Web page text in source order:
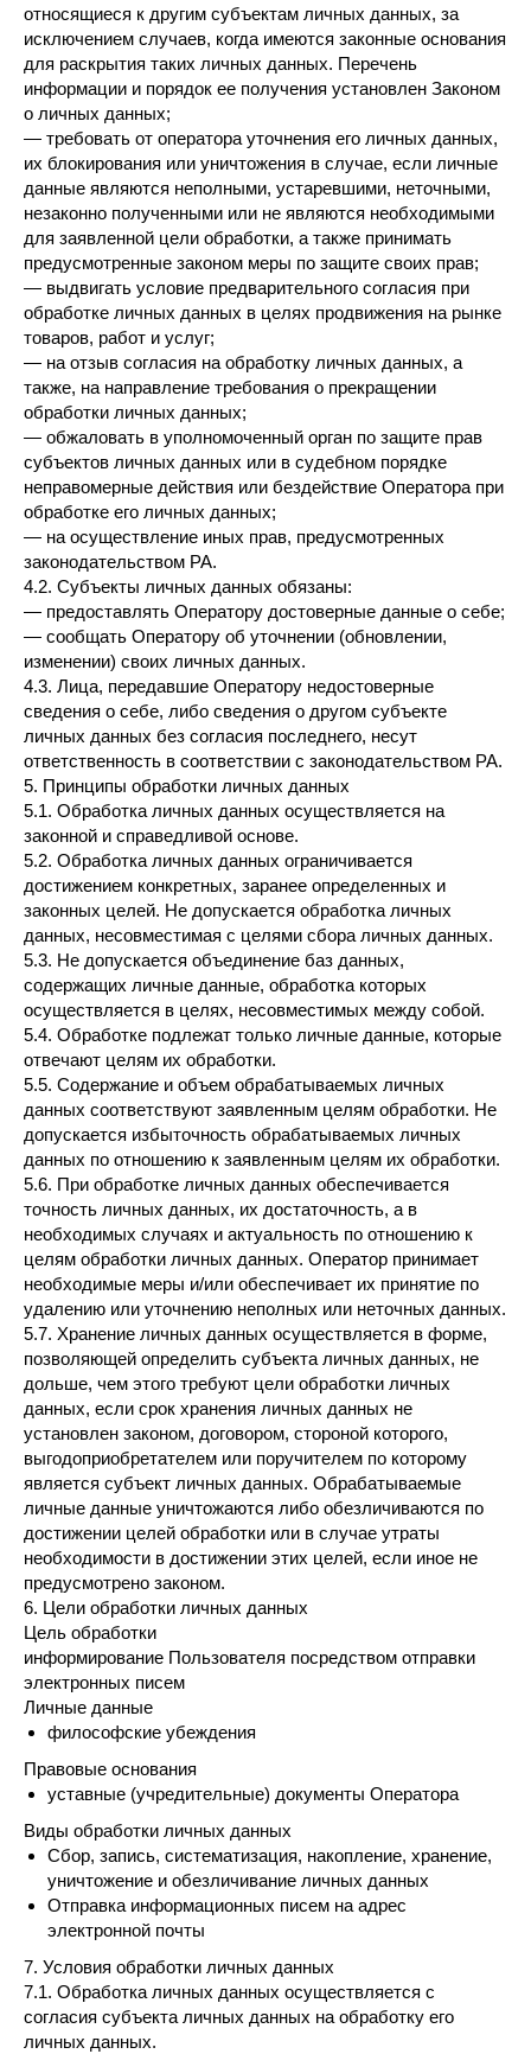
относящиеся к другим субъектам личных данных, за
исключением случаев, когда имеются законные основания
для раскрытия таких личных данных. Перечень
информации и порядок ее получения установлен Законом
о личных данных;
— требовать от оператора уточнения его личных данных,
их блокирования или уничтожения в случае, если личные
данные являются неполными, устаревшими, неточными,
незаконно полученными или не являются необходимыми
для заявленной цели обработки, а также принимать
предусмотренные законом меры по защите своих прав;
— выдвигать условие предварительного согласия при
обработке личных данных в целях продвижения на рынке
товаров, работ и услуг;
— на отзыв согласия на обработку личных данных, а
также, на направление требования о прекращении
обработки личных данных;
— обжаловать в уполномоченный орган по защите прав
субъектов личных данных или в судебном порядке
неправомерные действия или бездействие Оператора при
обработке его личных данных;
— на осуществление иных прав, предусмотренных
законодательством РА.
4.2. Субъекты личных данных обязаны:
— предоставлять Оператору достоверные данные о себе;
— сообщать Оператору об уточнении (обновлении,
изменении) своих личных данных.
4.3. Лица, передавшие Оператору недостоверные
сведения о себе, либо сведения о другом субъекте
личных данных без согласия последнего, несут
ответственность в соответствии с законодательством РА.
5. Принципы обработки личных данных
5.1. Обработка личных данных осуществляется на
законной и справедливой основе.
5.2. Обработка личных данных ограничивается
достижением конкретных, заранее определенных и
законных целей. Не допускается обработка личных
данных, несовместимая с целями сбора личных данных.
5.3. Не допускается объединение баз данных,
содержащих личные данные, обработка которых
осуществляется в целях, несовместимых между собой.
5.4. Обработке подлежат только личные данные, которые
отвечают целям их обработки.
5.5. Содержание и объем обрабатываемых личных
данных соответствуют заявленным целям обработки. Не
допускается избыточность обрабатываемых личных
данных по отношению к заявленным целям их обработки.
5.6. При обработке личных данных обеспечивается
точность личных данных, их достаточность, а в
необходимых случаях и актуальность по отношению к
целям обработки личных данных. Оператор принимает
необходимые меры и/или обеспечивает их принятие по
удалению или уточнению неполных или неточных данных.
5.7. Хранение личных данных осуществляется в форме,
позволяющей определить субъекта личных данных, не
дольше, чем этого требуют цели обработки личных
данных, если срок хранения личных данных не
установлен законом, договором, стороной которого,
выгодоприобретателем или поручителем по которому
является субъект личных данных. Обрабатываемые
личные данные уничтожаются либо обезличиваются по
достижении целей обработки или в случае утраты
необходимости в достижении этих целей, если иное не
предусмотрено законом.
6. Цели обработки личных данных
Цель обработки
информирование Пользователя посредством отправки
электронных писем
Личные данные
философские убеждения
Правовые основания
уставные (учредительные) документы Оператора
Виды обработки личных данных
Сбор, запись, систематизация, накопление, хранение,
уничтожение и обезличивание личных данных
Отправка информационных писем на адрес
электронной почты
7. Условия обработки личных данных
7.1. Обработка личных данных осуществляется с
согласия субъекта личных данных на обработку его
личных данных.